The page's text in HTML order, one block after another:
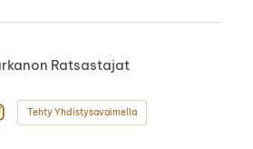
Ratsastajat
Tehty Yhdistysavaimella